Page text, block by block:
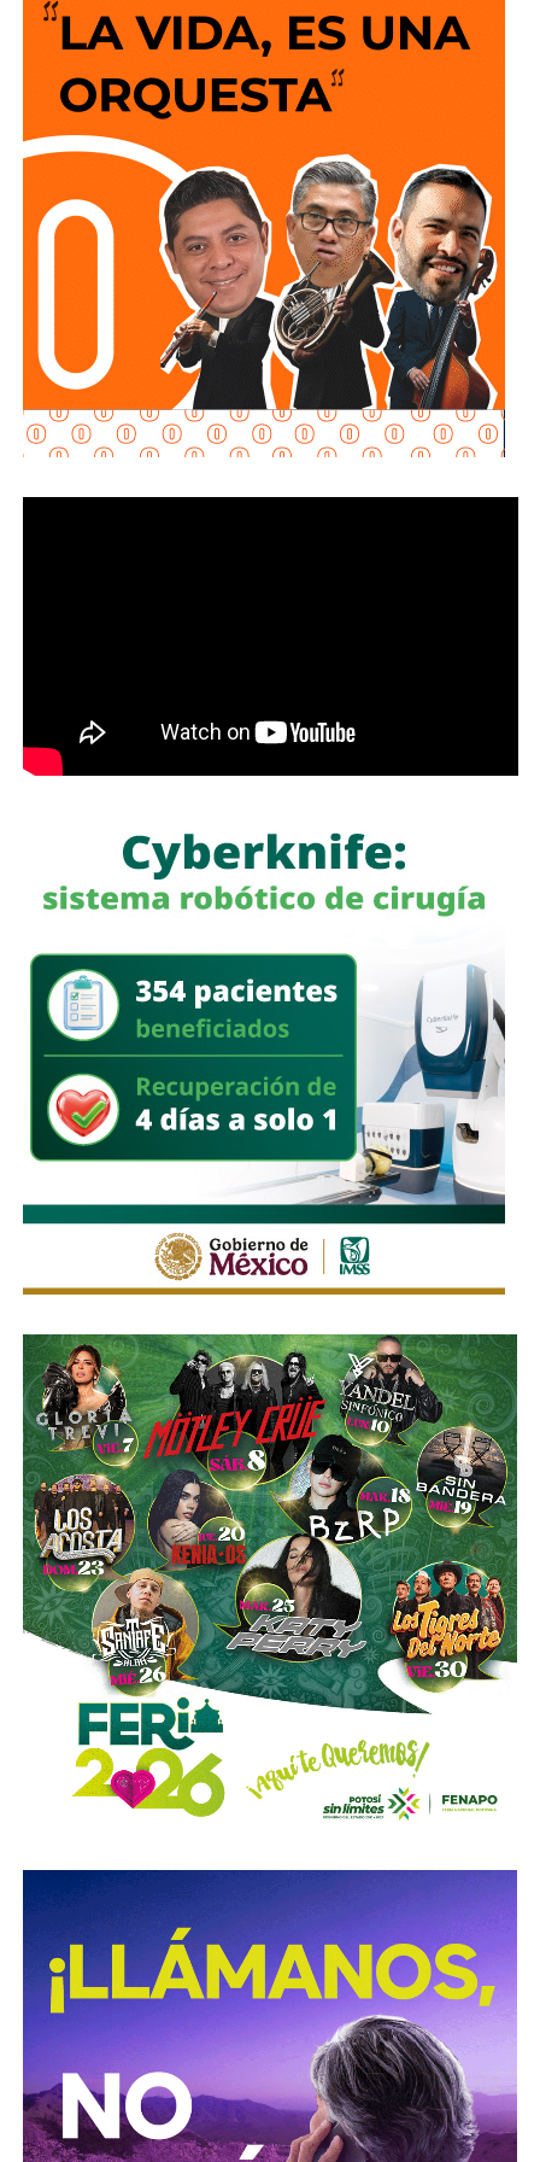
La semana pasada concluyeron los trabajos de
mantenimiento y restauración en los módulos donde se
lleva a cabo el proceso de potabilización del agua, para
continuar con la limpieza y mantenimiento integral de las
instalaciones de la planta.
La siguiente etapa contempla el equipamiento de los
tanques de floculación y sedimentación, donde las
partículas e impurezas que contiene el agua se agrupan y
posteriormente se depositan en el fondo, permitiendo
separar el agua más clara para que continúe con las
etapas de filtración y desinfección antes de su
distribución.
potabilización y la continuidad del suministro de agua
potable.